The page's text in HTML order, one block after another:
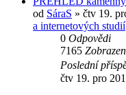
od SáraS » čtv 19.
a internetových studií
0 Odpovědi
7165
Poslední
čtv 19. pro